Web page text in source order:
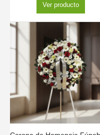
Ver producto